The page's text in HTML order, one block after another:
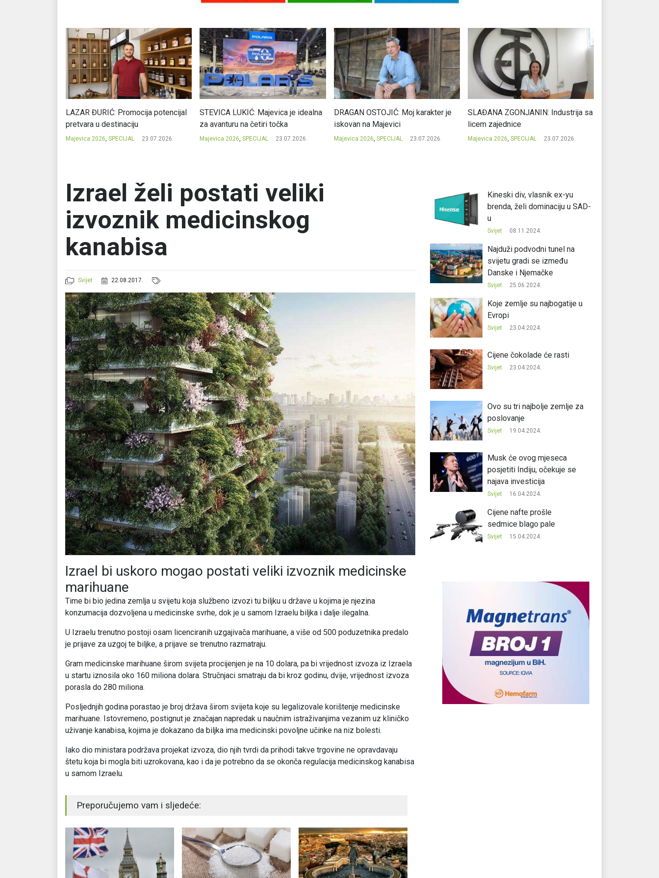
LAZAR ĐURIĆ: Promocija potencijal
pretvara u destinaciju
Majevica 2026, SPECIJAL 23.07.2026.
STEVICA LUKIĆ: Majevica je idealna
za avanturu na četiri točka
Majevica 2026, SPECIJAL 23.07.2026.
DRAGAN OSTOJIĆ: Moj karakter je
iskovan na Majevici
Majevica 2026, SPECIJAL 23.07.2026.
SLAĐANA ZGONJANIN: Industrija sa
licem zajednice
Majevica 2026, SPECIJAL 23.07.2026.
Izrael želi postati veliki
izvoznik medicinskog
kanabisa
Svijet 22.08.2017.
Izrael bi uskoro mogao postati veliki izvoznik medicinske
marihuane
Time bi bio jedina zemlja u svijetu koja službeno izvozi tu biljku u države u kojima je njezina
konzumacija dozvoljena u medicinske svrhe, dok je u samom Izraelu biljka i dalje ilegalna.
U Izraelu trenutno postoji osam licenciranih uzgajivača marihuane, a više od 500 poduzetnika predalo
je prijave za uzgoj te biljke, a prijave se trenutno razmatraju.
Gram medicinske marihuane širom svijeta procijenjen je na 10 dolara, pa bi vrijednost izvoza iz Izraela
u startu iznosila oko 160 miliona dolara. Stručnjaci smatraju da bi kroz godinu, dvije, vrijednost izvoza
porasla do 280 miliona.
Posljednjih godina porastao je broj država širom svijeta koje su legalizovale korištenje medicinske
marihuane. Istovremeno, postignut je značajan napredak u naučnim istraživanjima vezanim uz kliničko
uživanje kanabisa, kojima je dokazano da biljka ima medicinski povoljne učinke na niz bolesti.
Iako dio ministara podržava projekat izvoza, dio njih tvrdi da prihodi takve trgovine ne opravdavaju
štetu koja bi mogla biti uzrokovana, kao i da je potrebno da se okonča regulacija medicinskog kanabisa
u samom Izraelu.
Preporučujemo vam i sljedeće:
Kineski div, vlasnik ex-yu
brenda, želi dominaciju u SAD-
u
Svijet 08.11.2024.
Najduži podvodni tunel na
svijetu gradi se između
Danske i Njemačke
Svijet 25.06.2024.
Koje zemlje su najbogatije u
Evropi
Svijet 23.04.2024.
Cijene čokolade će rasti
Svijet 23.04.2024.
Ovo su tri najbolje zemlje za
poslovanje
Svijet 19.04.2024.
Musk će ovog mjeseca
posjetiti Indiju, očekuje se
najava investicija
Svijet 16.04.2024.
Cijene nafte prošle
sedmice blago pale
Svijet 15.04.2024.